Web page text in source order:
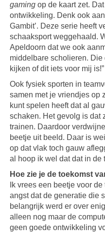
gaming op de kaart zet.
ontwikkeling. Denk ook
Gambit’. Deze serie heeft
schaaksport weggehaald.
Apeldoorn dat we ook
middelbare scholieren. Die
kijken of dit iets voor mij is!”
Ook fysiek sporten in
samen met je vriendjes op
kunt spelen heeft dat al
schaken. Het gevolg is dat
trainen. Daardoor
beetje uit beeld. Daar is
op dat vlak toch gauw
al hoop ik wel dat dat in de
Hoe zie je de toekomst
Ik vrees een beetje voor
angst dat de generatie die
belangrijk werd er over
alleen nog maar de
geen goede ontwikkeling